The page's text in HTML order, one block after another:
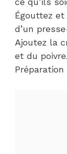
Égouttez
d’un
Ajoutez la
et du